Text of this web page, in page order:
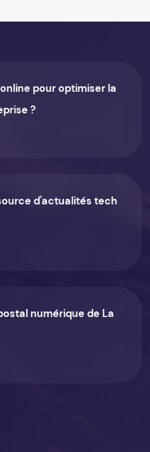
pour optimiser la
?
d'actualités tech
numérique de La